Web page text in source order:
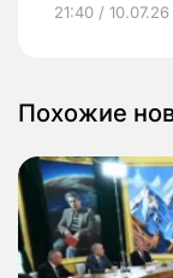
21:40 / 10.07.26
Похожие